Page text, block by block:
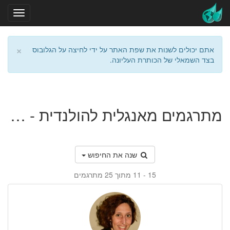
×
אתם יכולים לשנות את שפת האתר על ידי לחיצה על הגלובוס
בצד השמאלי של הכותרת העליונה.
מתרגמים מאנגלית להולנדית - מימון, ניהול סיכונים וביטוח
שנה את החיפוש
11 - 15 מתוך 25 מתרגמים